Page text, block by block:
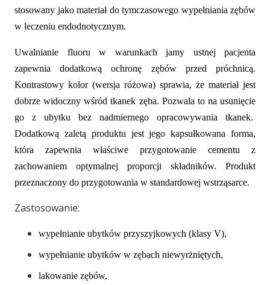
stosowany jako materiał do tymczasowego wypełniania zębów
w leczeniu endodnotycznym.
Uwalnianie fluoru w warunkach jamy ustnej pacjenta
zapewnia dodatkową ochronę zębów przed próchnicą.
Kontrastowy kolor (wersja różowa) sprawia, że materiał jest
dobrze widoczny wśród tkanek zęba. Pozwala to na usunięcie
go z ubytku bez nadmiernego opracowywania tkanek.
Dodatkową zaletą produktu jest jego kapsułkowana forma,
która zapewnia właściwe przygotowanie cementu z
zachowaniem optymalnej proporcji składników. Produkt
przeznaczony do przygotowania w standardowej wstrząsarce.
Zastosowanie:
wypełnianie ubytków przyszyjkowych (klasy V),
wypełnianie ubytków w zębach niewyrżniętych,
lakowanie zębów,